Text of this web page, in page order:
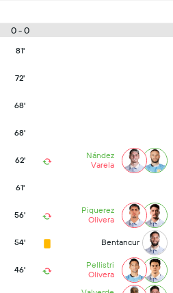
0 - 0
81'
72'
68'
68'
62'
Nández
Varela
61'
56'
Piquerez
Olivera
54' Bentancur
46'
Pellistri
Olivera